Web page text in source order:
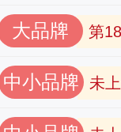
大品牌 第
中小品牌 未